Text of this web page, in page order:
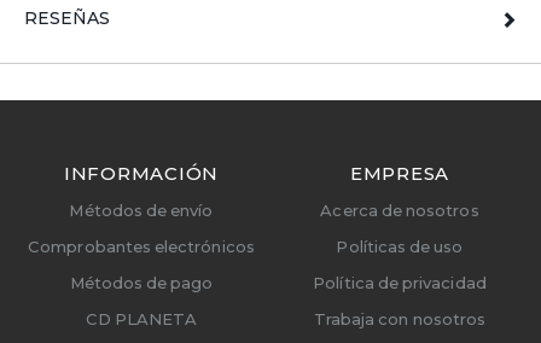
RESEÑAS
INFORMACIÓN
Métodos de envío
Comprobantes electrónicos
Métodos de pago
CD PLANETA
EMPRESA
Acerca de nosotros
Políticas de uso
Política de privacidad
Trabaja con nosotros